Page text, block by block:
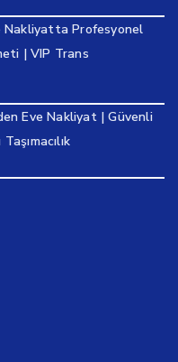
Nakliyatta Profesyonel
| VIP Trans
Eve Nakliyat | Güvenli